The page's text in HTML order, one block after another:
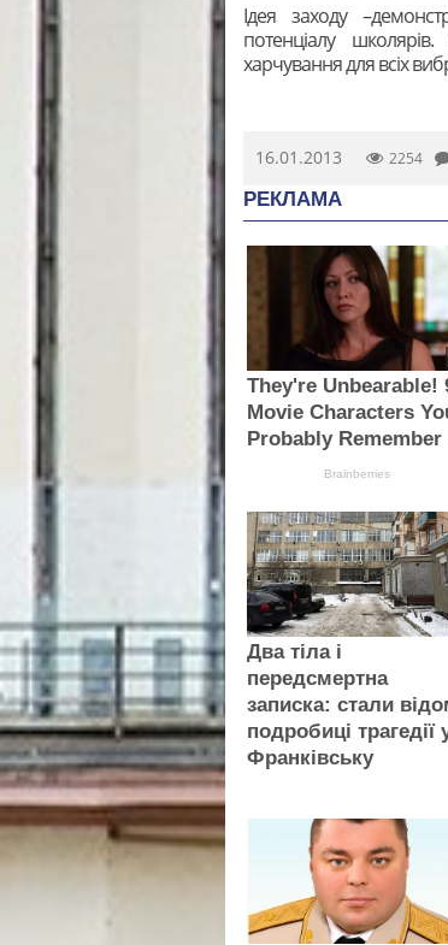
Ідея заходу
потенціалу
харчування для всіх
16.01.2013 2254
РЕКЛАМА
They're Unbearable!
Movie Characters
Probably Remember
Brainberries
Два тіла і
передсмертна
записка: стали
подробиці трагедії
Франківську